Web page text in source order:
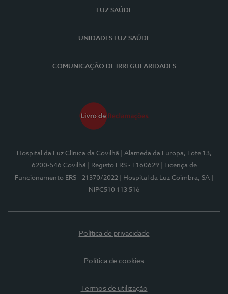
LUZ SAÚDE
UNIDADES LUZ SAÚDE
COMUNICAÇÃO DE IRREGULARIDADES
Hospital da Luz Clínica da Covilhã
| Alameda da Europa, Lote 13,
6200-546 Covilhã
| Registo ERS - E160629
| Licença de
Funcionamento ERS - 21370/2022
| Hospital da Luz Coimbra, SA
NIPC510 113 516
Política de privacidade
Política de cookies
Termos de utilização